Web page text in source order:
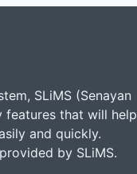
SLiMS (Senayan
features that will help
and quickly.
by SLiMS.